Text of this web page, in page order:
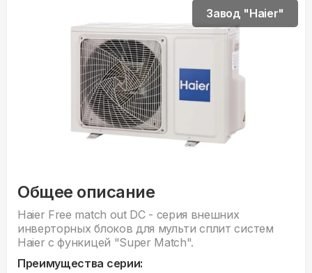
Общее описание
Haier Free match out DC - серия внешних
инверторных блоков для мульти сплит систем
Haier c функицей "Super Match".
Преимущества серии:
Завод "Haier"